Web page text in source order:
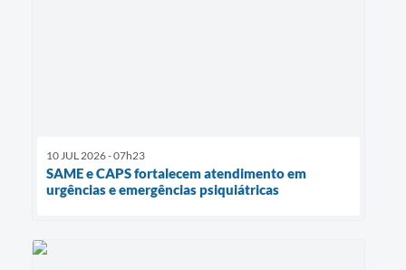
10 JUL 2026 - 07h23
SAME e CAPS fortalecem atendimento em
urgências e emergências psiquiátricas